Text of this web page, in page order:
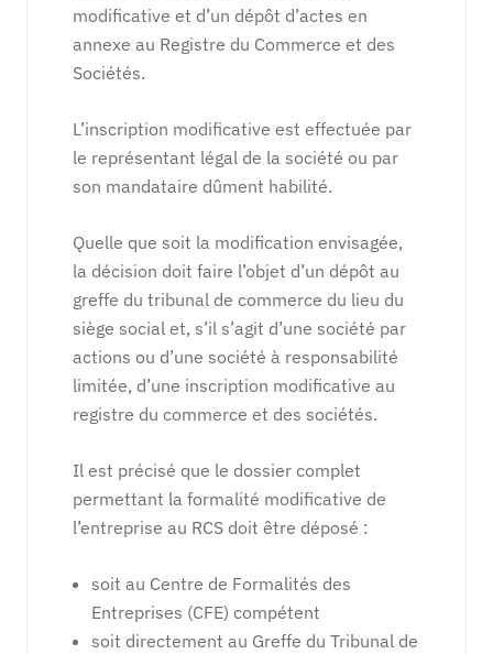
modificative et d’un dépôt d’actes en
annexe au Registre du Commerce et des
Sociétés.
L’inscription modificative est effectuée par
le représentant légal de la société ou par
son mandataire dûment habilité.
Quelle que soit la modification envisagée,
la décision doit faire l’objet d’un dépôt au
greffe du tribunal de commerce du lieu du
siège social et, s’il s’agit d’une société par
actions ou d’une société à responsabilité
limitée, d’une inscription modificative au
registre du commerce et des sociétés.
Il est précisé que le dossier complet
permettant la formalité modificative de
l’entreprise au RCS doit être déposé :
soit au Centre de Formalités des
Entreprises (CFE) compétent
soit directement au Greffe du Tribunal de